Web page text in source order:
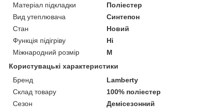
Матеріал підкладки
Поліестер
Вид утеплювача
Синтепон
Стан
Новий
Функція підігріву
Ні
Міжнародний розмір
M
Користувацькi характеристики
Бренд
Lamberty
Склад товару
100% поліестер
Сезон
Демісезонний